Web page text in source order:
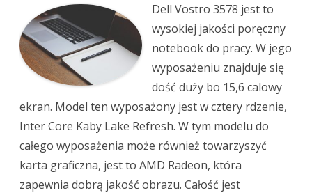
poręczny
notebook
do
pracy
Dell Vostro 3578 jest to
wysokiej jakości poręczny
notebook do pracy. W jego
wyposażeniu znajduje się
dość duży bo 15,6 calowy
ekran. Model ten wyposażony jest w cztery rdzenie,
Inter Core Kaby Lake Refresh. W tym modelu do
całego wyposażenia może również towarzyszyć
karta graficzna, jest to AMD Radeon, która
zapewnia dobrą jakość obrazu. Całość jest